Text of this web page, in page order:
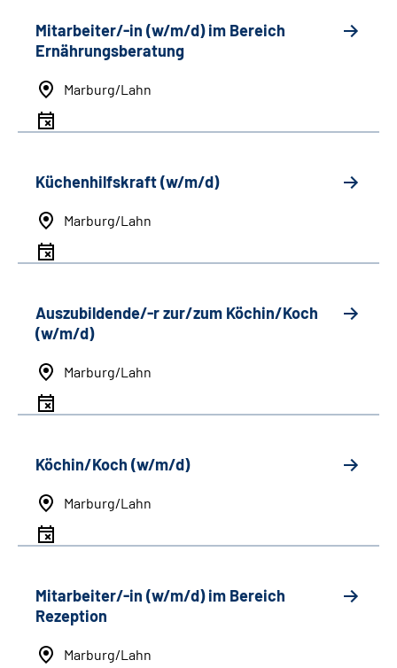
Mitarbeiter/-in (w/m/d) im Bereich
Ernährungsberatung
Marburg/Lahn
Küchenhilfskraft (w/m/d)
Marburg/Lahn
Auszubildende/-r zur/zum Köchin/Koch
(w/m/d)
Marburg/Lahn
Köchin/Koch (w/m/d)
Marburg/Lahn
Mitarbeiter/-in (w/m/d) im Bereich
Rezeption
Marburg/Lahn